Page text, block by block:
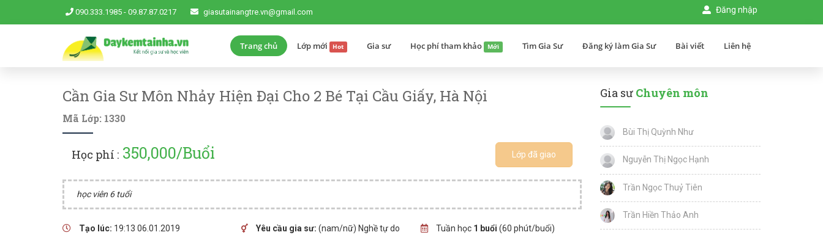
090.333.1985 - 09.87.87.0217 giasutainangtre.vn@gmail.com Đăng nhập
Trang chủ Lớp mới Hot Gia sư Học phí tham khảo Mới Tìm Gia Sư Đăng ký làm Gia Sư Bài viết Liên hệ
Cần Gia Sư Môn Nhảy Hiện Đại Cho 2 Bé Tại Cầu Giấy, Hà Nội
Mã Lớp: 1330
Học phí : 350,000/Buổi Lớp đã giao
học viên 6 tuổi
Tạo lúc: 19:13 06.01.2019 Yêu cầu gia sư: (nam/nữ) Nghề tự do Tuần học 1 buổi (60 phút/buổi)
Gia sư Chuyên môn
Bùi Thị Quỳnh Như
Nguyễn Thị Ngọc Hạnh
Trần Ngọc Thuỷ Tiên
Trần Hiền Thảo Anh